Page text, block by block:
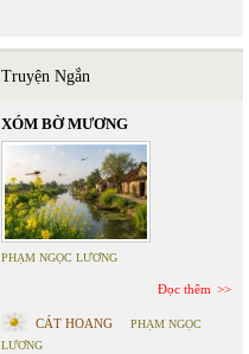
Truyện Ngắn
XÓM BỜ MƯƠNG
PHẠM NGỌC LƯƠNG
Đọc thêm
CÁT HOANG
PHẠM NGỌC
LƯƠNG